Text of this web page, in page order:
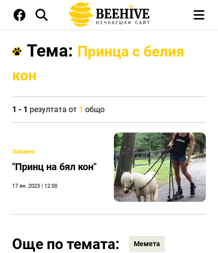
Тема: Принца с белия
кон
1 - 1 резултата от 1 общо
Забавно
"Принц на бял кон"
17 ян. 2023 | 12:00
Още по темата: Мемета